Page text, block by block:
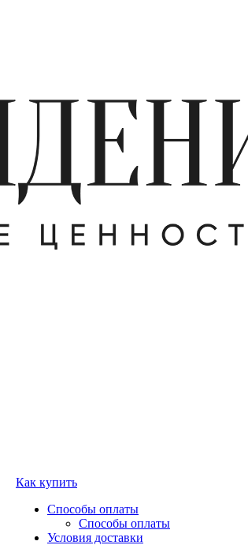
Как купить
Способы оплаты
Способы оплаты
Условия доставки